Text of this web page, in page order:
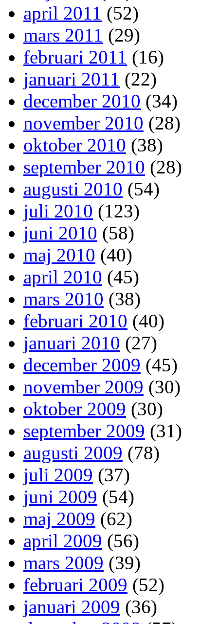
april 2011 (52)
mars 2011 (29)
februari 2011 (16)
januari 2011 (22)
december 2010 (34)
november 2010 (28)
oktober 2010 (38)
september 2010 (28)
augusti 2010 (54)
juli 2010 (123)
juni 2010 (58)
maj 2010 (40)
april 2010 (45)
mars 2010 (38)
februari 2010 (40)
januari 2010 (27)
december 2009 (45)
november 2009 (30)
oktober 2009 (30)
september 2009 (31)
augusti 2009 (78)
juli 2009 (37)
juni 2009 (54)
maj 2009 (62)
april 2009 (56)
mars 2009 (39)
februari 2009 (52)
januari 2009 (36)